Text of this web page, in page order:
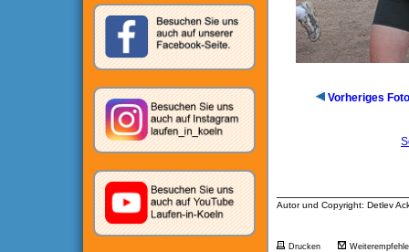
Vorheriges Foto
Autor und Copyright: Detlev
Drucken